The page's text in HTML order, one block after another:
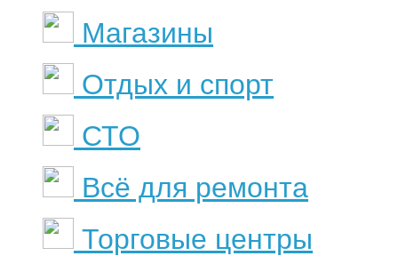
Магазины
Отдых и спорт
СТО
Всё для ремонта
Торговые центры